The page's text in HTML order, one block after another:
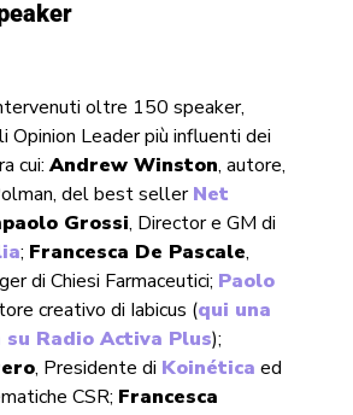
oltre 150 speaker,
Opinion Leader più influenti dei
cui:Andrew Winston, autore,
del best sellerNet
Grossi, Director e GM di
; Francesca De Pascale,
di Chiesi Farmaceutici; Paolo
creativo di Iabicus (qui una
Radio Activa Plus);
, Presidente di Koinética ed
CSR; Francesca